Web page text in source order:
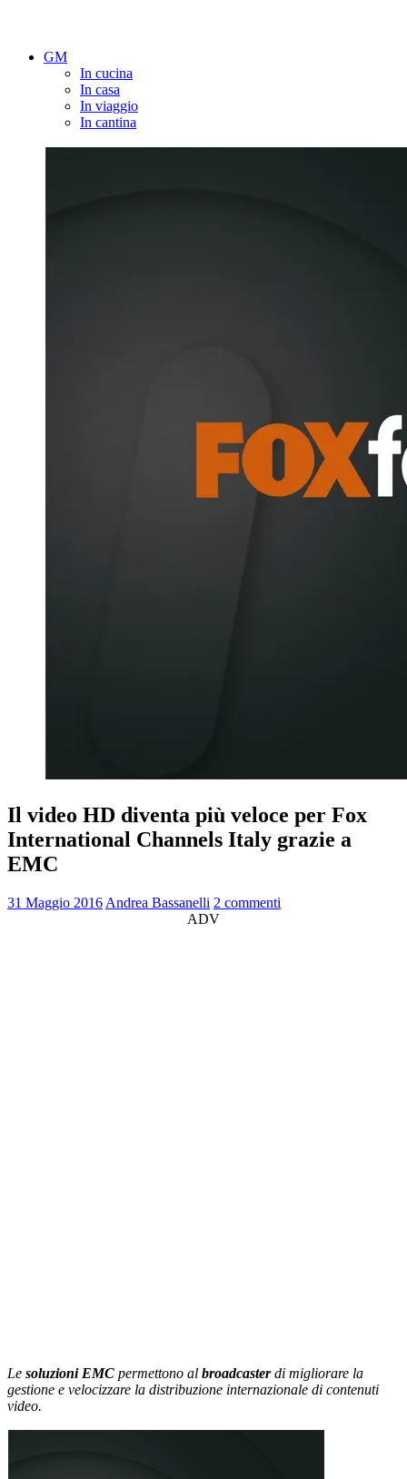
GM
In cucina
In casa
In viaggio
In cantina
Il video HD diventa più veloce per Fox
International Channels Italy grazie a
EMC
31 Maggio 2016 Andrea Bassanelli 2 commenti
ADV
Le soluzioni EMC permettono al broadcasterdi migliorare la
gestione e velocizzare la distribuzione internazionale di contenuti
video.